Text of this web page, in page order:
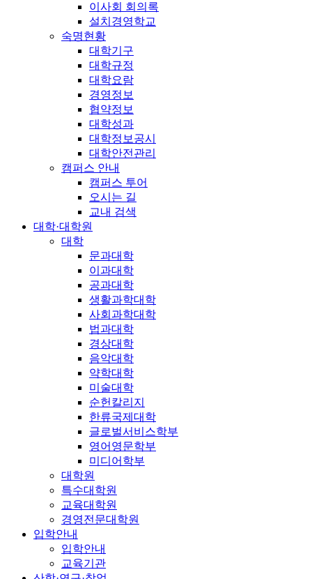
이사회 회의록
설치경영학교
숙명현황
대학기구
대학규정
대학요람
경영정보
협약정보
대학성과
대학정보공시
대학안전관리
캠퍼스 안내
캠퍼스 투어
오시는 길
교내 검색
대학·대학원
대학
문과대학
이과대학
공과대학
생활과학대학
사회과학대학
법과대학
경상대학
음악대학
약학대학
미술대학
순헌칼리지
한류국제대학
글로벌서비스학부
영어영문학부
미디어학부
대학원
특수대학원
교육대학원
경영전문대학원
입학안내
입학안내
교육기관